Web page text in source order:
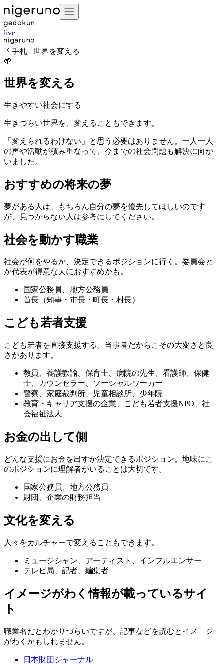
live
手札 - 世界を変える
🌱
世界を変える
生きやすい社会にする
生きづらい世界を、変えることもできます。
「変えられるわけない」と思う必要はありません。一人一人
の声や活動が積み重なって、今までの社会問題も解決に向か
いました。
おすすめの将来の夢
夢がある人は、もちろん自分の夢を優先してほしいのです
が、見つからない人は参考にしてください。
社会を動かす職業
社会が何をやるか、決定できるポジションに行く。委員会と
か代表が得意な人におすすめかも。
国家公務員、地方公務員
首長（知事・市長・町長・村長）
こども若者支援
こども若者を直接支援する。当事者だからこその大変さと良
さがあります。
教員、養護教諭、保育士、病院の先生、看護師、保健
士、カウンセラー、ソーシャルワーカー
警察、家庭裁判所、児童相談所、少年院
教育・キャリア支援の企業、こども若者支援NPO、社
会福祉法人
お金の出して側
どんな支援にお金を出すか決定できるポジション。地味にこ
のポジションに理解者がいることは大切です。
国家公務員、地方公務員
財団、企業の財務担当
文化を変える
人々をカルチャーで変えることもできます。
ミュージシャン、アーティスト、インフルエンサー
テレビ局、記者、編集者
イメージがわく情報が載っているサイ
ト
職業名だとわかりづらいですが、記事などを読むとイメージ
がわくかもしれません。
日本財団ジャーナル